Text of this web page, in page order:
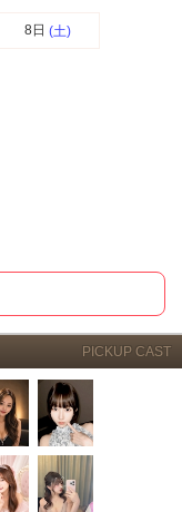
8日 (土)
PICKUP CAST